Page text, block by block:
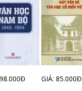
GIÁ: 85.000Đ